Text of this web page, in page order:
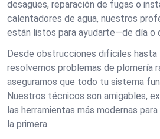
desagües, reparación de fugas o
calentadores de agua, nuestros
están listos para ayudarte—de día o
Desde obstrucciones difíciles hasta
resolvemos problemas de plomería
aseguramos que todo tu sistema
Nuestros técnicos son amigables,
las herramientas más modernas
la primera.